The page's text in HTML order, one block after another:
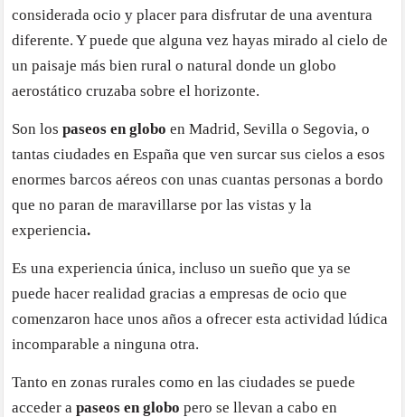
original
que
considerada ocio y placer para disfrutar de una aventura
diferente. Y puede que alguna vez hayas mirado al cielo de
un paisaje más bien rural o natural donde un globo
aerostático cruzaba sobre el horizonte.
Son lospaseos en globo en Madrid, Sevilla o Segovia, o
tantas ciudades en España que ven surcar sus cielos a esos
enormes barcos aéreos con unas cuantas personas a bordo
que no paran de maravillarse por las vistas y la
experiencia.
Es una experiencia única, incluso un sueño que ya se
puede hacer realidad gracias a empresas de ocio que
comenzaron hace unos años a ofrecer esta actividad lúdica
incomparable a ninguna otra.
Tanto en zonas rurales como en las ciudades se puede
acceder apaseos en globo pero se llevan a cabo en